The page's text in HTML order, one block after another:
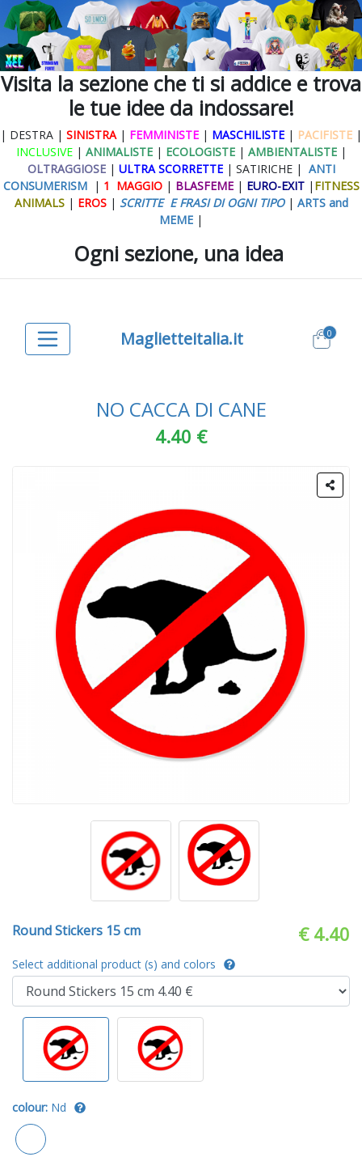
Visita la sezione che ti si addice e trova
le tue idee da indossare!
| DESTRA | SINISTRA| FEMMINISTE | MASCHILISTE | PACIFISTE |
INCLUSIVE| ANIMALISTE| ECOLOGISTE | AMBIENTALISTE|
OLTRAGGIOSE| ULTRA SCORRETTE | SATIRICHE | ANTI
CONSUMERISM | 1 MAGGIO| BLASFEME | EURO-EXIT| FITNESS
ANIMALS| EROS| SCRITTE E FRASI DI OGNI TIPO | ARTS and
MEME |
Ogni sezione, una idea
Maglietteitalia.it 0
NO CACCA DI CANE
4.40 €
Round Stickers 15 cm € 4.40
Select additional product (s) and colors
colour: Nd